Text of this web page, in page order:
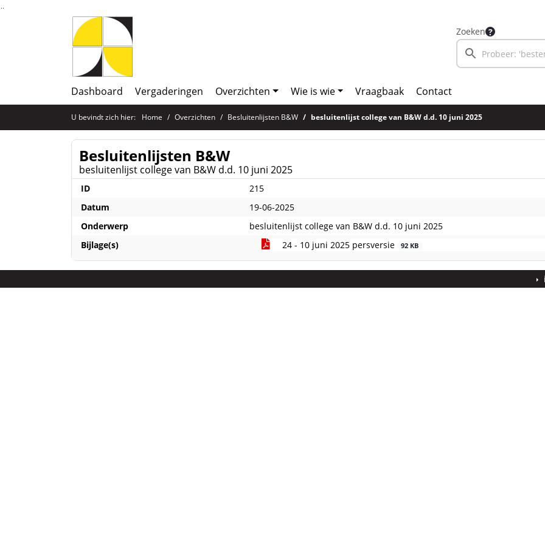
Ga naar de inhoud van deze pagina
Ga naar het zoeken
Ga naar het menu
Zoeken
Dashboard Vergaderingen Overzichten Wie is wie Vraagbaak Contact
U bevindt zich hier: Home Overzichten Besluitenlijsten B&W besluitenlijst college van B&W d.d. 10 juni 2025
Besluitenlijsten B&W
besluitenlijst college van B&W d.d. 10 juni 2025
ID
215
Datum
19-06-2025
Onderwerp
besluitenlijst college van B&W d.d. 10 juni 2025
Bijlage(s)
24 - 10 juni 2025 persversie 92 KB